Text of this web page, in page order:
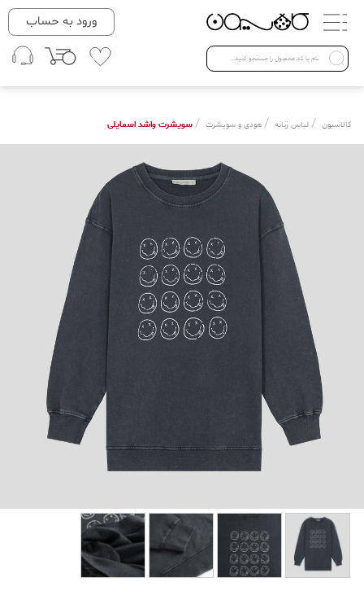
دسته بندی ها
Open submenu ( لباس زنانه )
لباس زنانه
لباس مردانه
ورود به حساب
کالاسیون / لباس زنانه / هودی و سویشرت / سویشرت واشد اسمایلی